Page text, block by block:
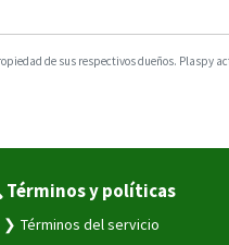
de sus respectivos dueños.
Términos y políticas
Términos del servicio